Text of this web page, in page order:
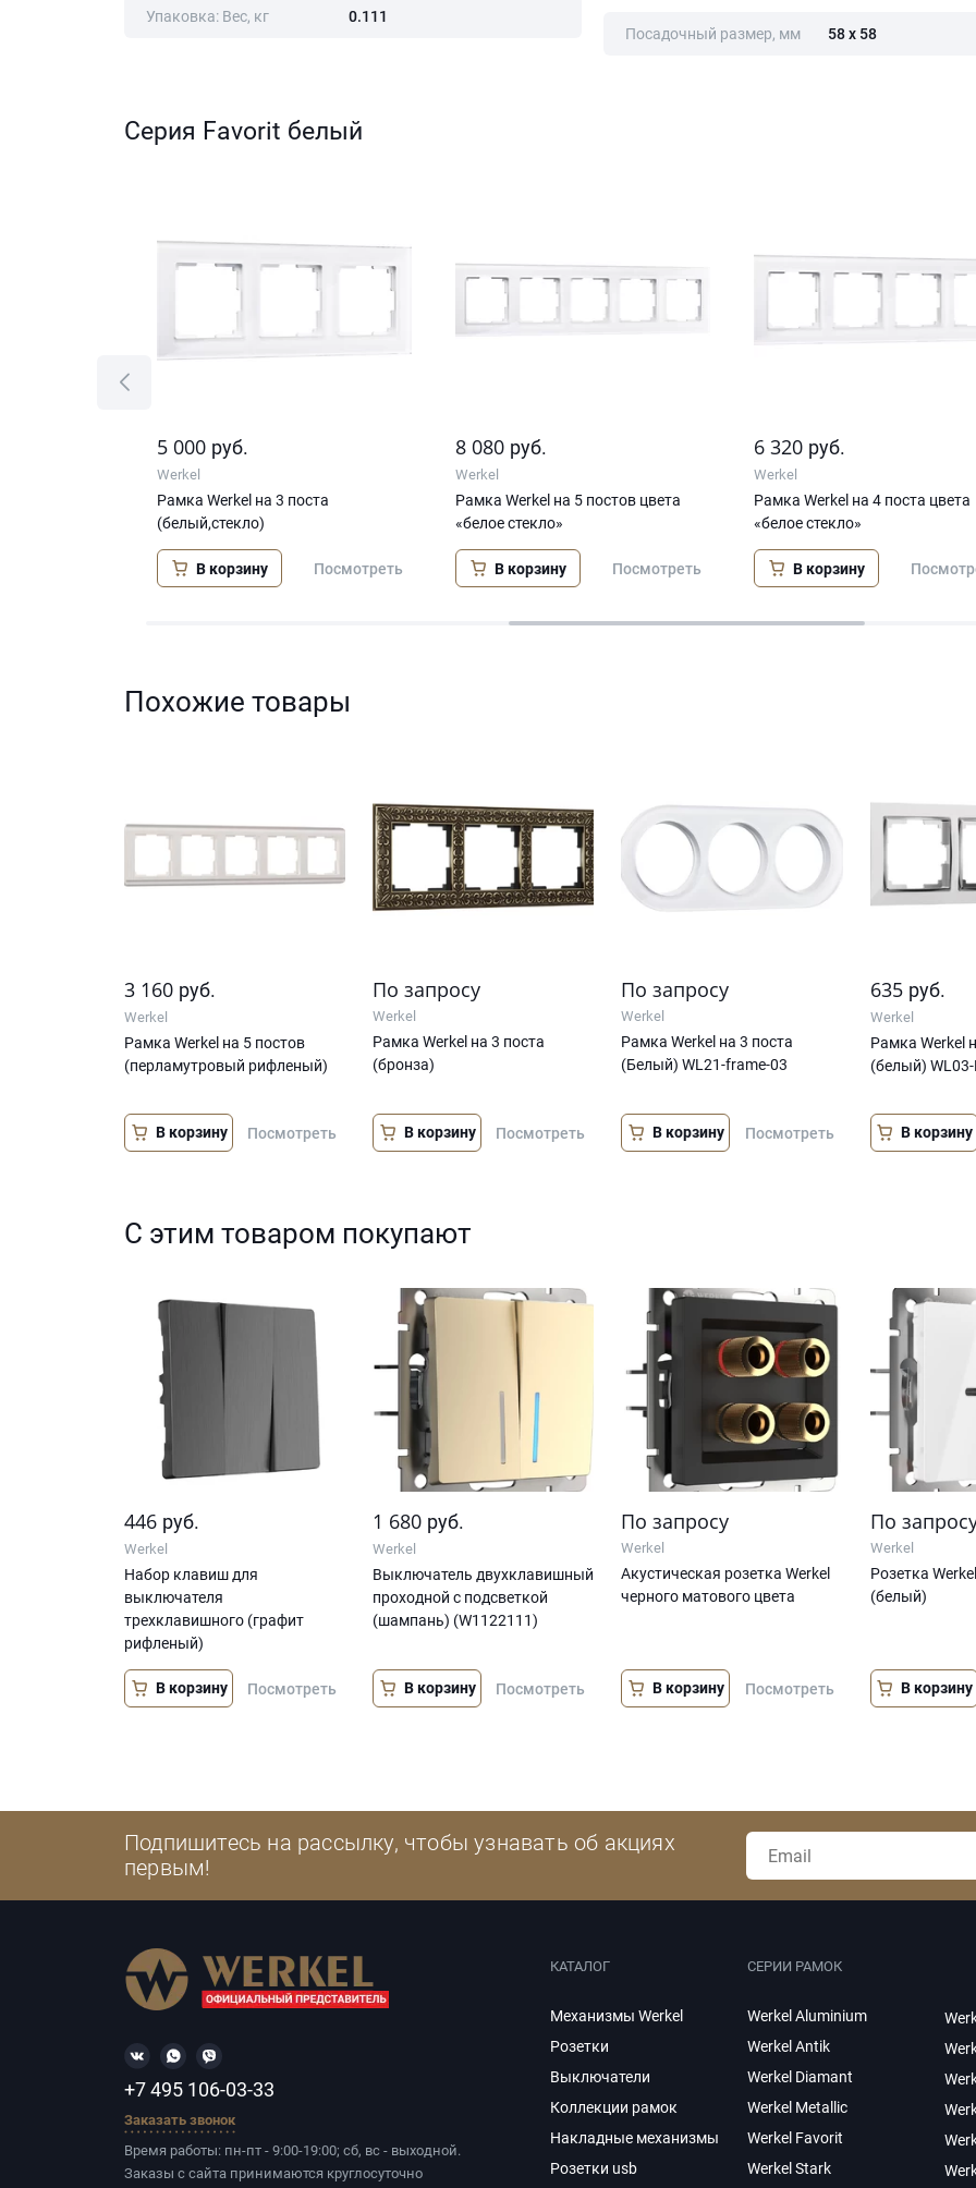
Упаковка: Вес, кг 0.111
Посадочный размер, мм 58 х 58
Серия Favorit белый
5 000 руб.
Werkel
Рамка Werkel на 3 поста
(белый,стекло)
В корзину Посмотреть
8 080 руб.
Werkel
Рамка Werkel на 5 постов цвета
«белое стекло»
В корзину Посмотреть
6 320 руб.
Werkel
Рамка Werkel на 4 поста цвета
«белое стекло»
В корзину
Похожие товары
3 160 руб.
Werkel
Рамка Werkel на 5 постов
(перламутровый рифленый)
В корзину Посмотреть
По запросу
Werkel
Рамка Werkel на 3 поста
(бронза)
В корзину Посмотреть
По запросу
Werkel
Рамка Werkel на 3 поста
(Белый) WL21-frame-03
В корзину Посмотреть
635 руб.
Werkel
Рамка Werkel
(белый)
В корзину
С этим товаром покупают
446 руб.
Werkel
Набор клавиш для
выключателя
трехклавишного (графит
рифленый)
В корзину Посмотреть
1 680 руб.
Werkel
Выключатель двухклавишный
проходной с подсветкой
(шампань) (W1122111)
В корзину Посмотреть
По запросу
Werkel
Акустическая розетка Werkel
черного матового цвета
В корзину Посмотреть
По
Werkel
Розетка
(белый)
В корзину
Подпишитесь на рассылку, чтобы узнавать об акциях
первым!
+7 495 106-03-33
Заказать звонок
Время работы: пн-пт - 9:00-19:00; сб, вс - выходной.
Заказы с сайта принимаются круглосуточно
КАТАЛОГ
Механизмы Werkel
Розетки
Выключатели
Коллекции рамок
Накладные механизмы
Розетки usb
СЕРИИ РАМОК
Werkel Aluminium
Werkel Antik
Werkel Diamant
Werkel Metallic
Werkel Favorit
Werkel Stark